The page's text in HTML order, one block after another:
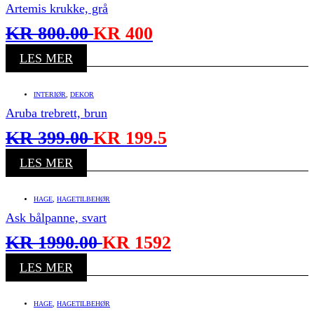
Artemis krukke, grå
KR800.00KR 400
LES MER
INTERIØR DEKOR
Aruba trebrett, brun
KR399.00KR 199.5
LES MER
HAGE HAGETILBEHØR
Ask bålpanne, svart
KR1990.00KR 1592
LES MER
HAGE HAGETILBEHØR